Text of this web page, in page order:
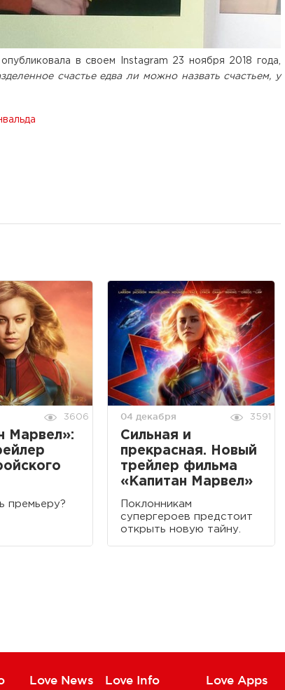
в своем Instagram 23 ноября 2018 года,
счастье едва ли можно назвать счастьем, у
3606
Марвел»:
премьеру?
04 декабря 3591
Сильная и
прекрасная. Новый
трейлер фильма
«Капитан Марвел»
Поклонникам
супергероев предстоит
открыть новую тайну.
Love News Love Info Love Apps